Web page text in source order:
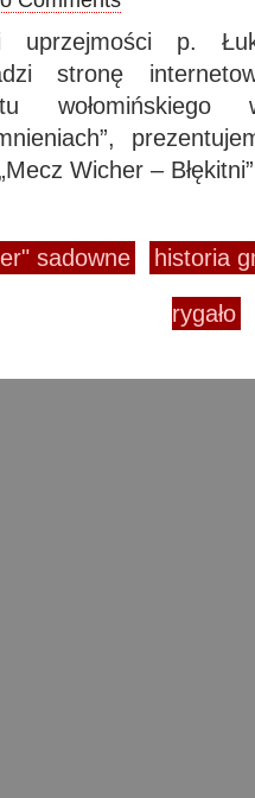
uprzejmości p.
stronę
Wicher –
sadowne historia
rygało